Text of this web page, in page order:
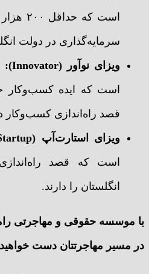
است که
سرمایه‌گذاری در دولت
ویزای نوآور
(Innovator):
است که ایده کسب‌وکار
قصد راه‌اندازی کسب‌وکار
ویزای استارت‌آپ (Startup):
است که قصد
انگلستان را دارند.
با موسسه حقوقی و مهاجرتی
در مسیر مهاجرتتان دست